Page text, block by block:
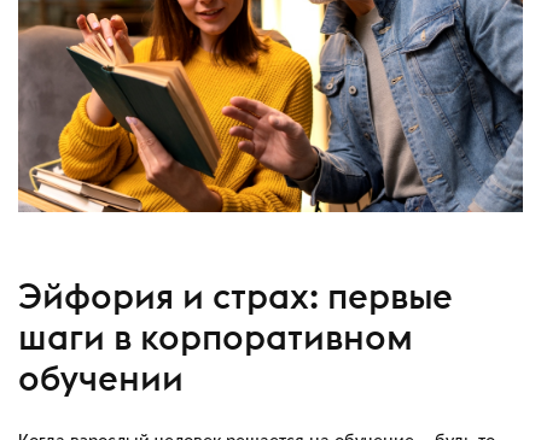
Эйфория и страх: первые
шаги в корпоративном
обучении